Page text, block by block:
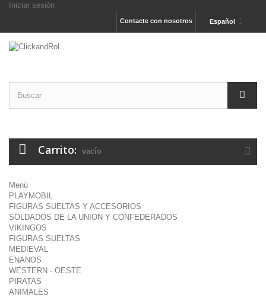
Iniciar sesión
Español
Contacte con nosotros
Carrito: vacío
Menú
PLAYMOBIL
FIGURAS SUELTAS Y ACCESORIOS
SOLDADOS DE LA UNION Y CONFEDERADOS
VIKINGOS
FIGURAS SUELTAS
MEDIEVAL
ENANOS
WESTERN - OESTE
PIRATAS
ANIMALES